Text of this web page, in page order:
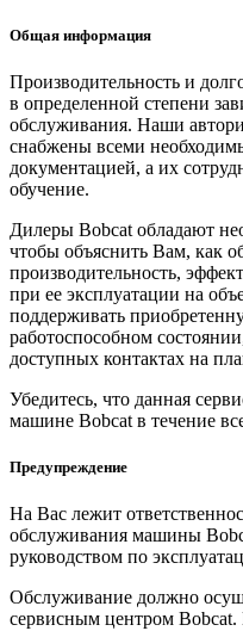
Общая информация
Производительность и
в определенной степени
обслуживания. Наши
снабжены всеми
документацией, а их
обучение.
Дилеры Bobcat обладают
чтобы объяснить Вам, как
производительность,
при ее эксплуатации на
поддерживать
работоспособном
доступных контактах на
Убедитесь, что данная
машине Bobcat в течение
Предупреждение
На Вас лежит
обслуживания машины
руководством по
Обслуживание должно
сервисным центром